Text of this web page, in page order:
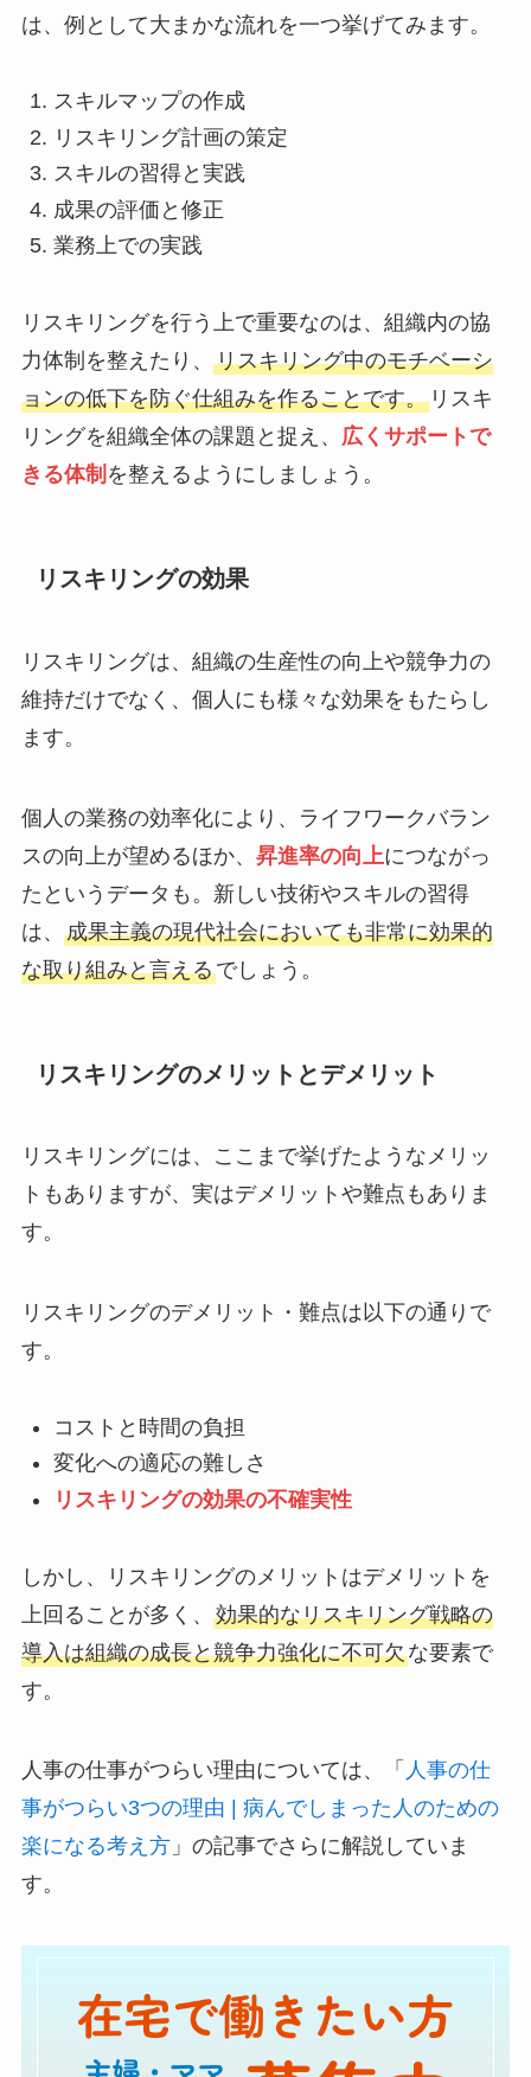
は、例として大まかな流れを一つ挙げてみます。
スキルマップの作成
リスキリング計画の策定
スキルの習得と実践
成果の評価と修正
業務上での実践
リスキリングを行う上で重要なのは、組織内の協
力体制を整えたり、 リスキリング中のモチベーシ
ョンの低下を防ぐ仕組みを作ることです。リスキ
リングを組織全体の課題と捉え、 広くサポートで
きる体制 を整えるようにしましょう。
リスキリングの効果
リスキリングは、組織の生産性の向上や競争力の
維持だけでなく、個人にも様々な効果をもたらし
ます。
個人の業務の効率化により、ライフワークバラン
スの向上が望めるほか、 昇進率の向上につながっ
たというデータも。新しい技術やスキルの習得
は、 成果主義の現代社会においても非常に効果的
な取り組みと言えるでしょう。
リスキリングのメリットとデメリット
リスキリングには、ここまで挙げたようなメリッ
トもありますが、実はデメリットや難点もありま
す。
リスキリングのデメリット・難点は以下の通りで
す。
コストと時間の負担
変化への適応の難しさ
リスキリングの効果の不確実性
しかし、リスキリングのメリットはデメリットを
上回ることが多く、 効果的なリスキリング戦略の
導入は組織の成長と競争力強化に不可欠な要素で
す。
人事の仕事がつらい理由については、「 人事の仕
事がつらい3つの理由 | 病んでしまった人のための
楽になる考え方」の記事でさらに解説していま
す。